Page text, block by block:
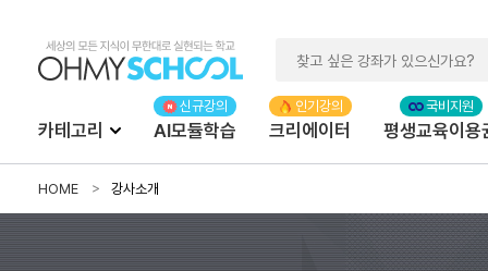
카테고리 AI모듈학습 크리에이터 평생교육이용
HOME 강사소개